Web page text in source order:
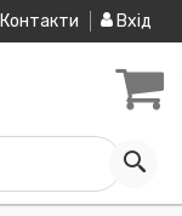
Контакти Вхід